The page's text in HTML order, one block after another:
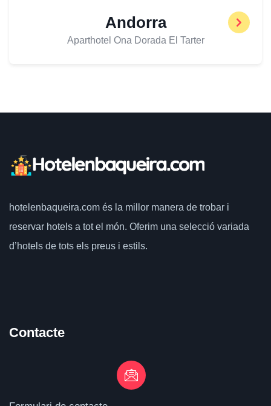
Andorra
Aparthotel Ona Dorada El Tarter
hotelenbaqueira.com és la millor manera de trobar i
reservar hotels a tot el món. Oferim una selecció variada
d’hotels de tots els preus i estils.
Contacte